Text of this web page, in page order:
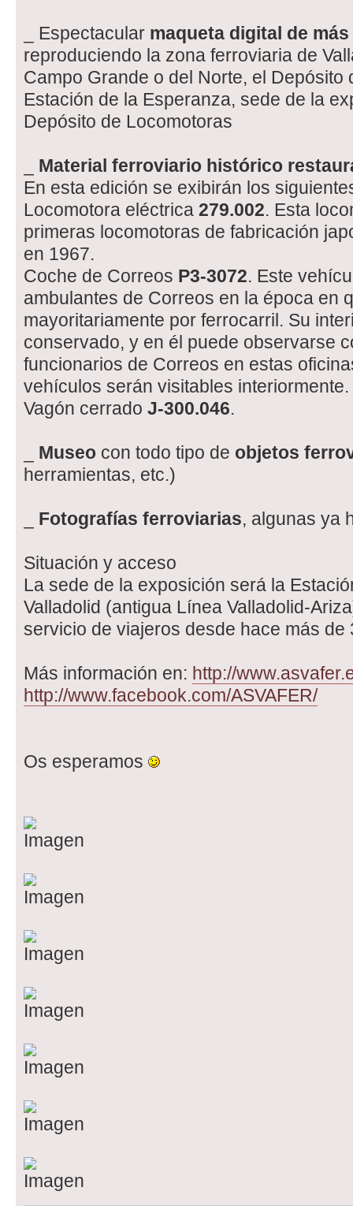
_ Espectacular maqueta digital de
reproduciendo la zona ferroviaria de
Campo Grande o del Norte, el Depósito
Estación de la Esperanza, sede de la
Depósito de Locomotoras
Material ferroviario histórico
En esta edición se exibirán los
Locomotora eléctrica 279.002. Esta
primeras locomotoras de fabricación
en 1967.
Coche de Correos P3-3072. Este
ambulantes de Correos en la época en
mayoritariamente por ferrocarril. Su
conservado, y en él puede observarse
funcionarios de Correos en estas
vehículos serán visitables interiormente.
Vagón cerrado J-300.046.
Museo con todo tipo de objetos
herramientas, etc.)
Fotografías ferroviarias, algunas ya
Situación y acceso
La sede de la exposición será la
Valladolid (antigua Línea Valladolid-
servicio de viajeros desde hace más de
Más información en: http://
http://www.facebook.com/ASVAFER/
Os esperamos